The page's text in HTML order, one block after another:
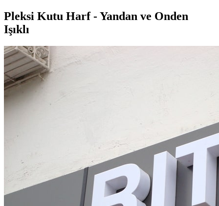
Pleksi Kutu Harf - Yandan ve Onden
Işıklı